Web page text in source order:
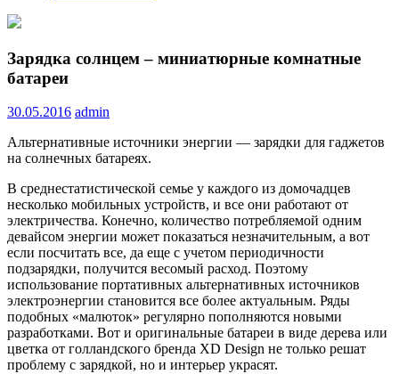
Зарядка солнцем – миниатюрные комнатные
батареи
30.05.2016 admin
Альтернативные источники энергии — зарядки для гаджетов
на солнечных батареях.
В среднестатистической семье у каждого из домочадцев
несколько мобильных устройств, и все они работают от
электричества. Конечно, количество потребляемой одним
девайсом энергии может показаться незначительным, а вот
если посчитать все, да еще с учетом периодичности
подзарядки, получится весомый расход. Поэтому
использование портативных альтернативных источников
электроэнергии становится все более актуальным. Ряды
подобных «малюток» регулярно пополняются новыми
разработками. Вот и оригинальные батареи в виде дерева или
цветка от голландского бренда XD Design не только решат
проблему с зарядкой, но и интерьер украсят.